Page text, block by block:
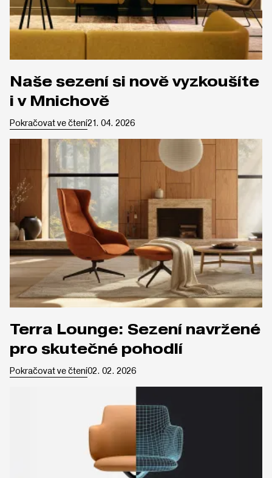
Naše sezení si nově vyzkoušíte
i v Mnichově
Pokračovat ve čtení21. 04. 2026
Terra Lounge: Sezení navržené
pro skutečné pohodlí
Pokračovat ve čtení02. 02. 2026